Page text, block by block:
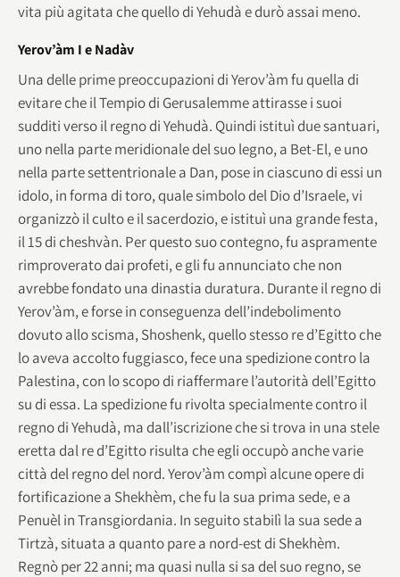
vita più agitata che quello di Yehudà e durò assai meno.
Yerov’àm I e Nadàv
Una delle prime preoccupazioni di Yerov’àm fu quella di
evitare che il Tempio di Gerusalemme attirasse i suoi
sudditi verso il regno di Yehudà. Quindi istituì due santuari,
uno nella parte meridionale del suo legno, a Bet-El, e uno
nella parte settentrionale a Dan, pose in ciascuno di essi un
idolo, in forma di toro, quale simbolo del Dio d’Israele, vi
organizzò il culto e il sacerdozio, e istituì una grande festa,
il 15 di cheshvàn. Per questo suo contegno, fu aspramente
rimproverato dai profeti, e gli fu annunciato che non
avrebbe fondato una dinastia duratura. Durante il regno di
Yerov’àm, e forse in conseguenza dell’indebolimento
dovuto allo scisma, Shoshenk, quello stesso re d’Egitto che
lo aveva accolto fuggiasco, fece una spedizione contro la
Palestina, con lo scopo di riaffermare l’autorità dell’Egitto
su di essa. La spedizione fu rivolta specialmente contro il
regno di Yehudà, ma dall’iscrizione che si trova in una stele
eretta dal re d’Egitto risulta che egli occupò anche varie
città del regno del nord. Yerov’àm compì alcune opere di
fortificazione a Shekhèm, che fu la sua prima sede, e a
Penuèl in Transgiordania. In seguito stabilì la sua sede a
Tirtzà, situata a quanto pare a nord-est di Shekhèm.
Regnò per 22 anni; ma quasi nulla si sa del suo regno, se